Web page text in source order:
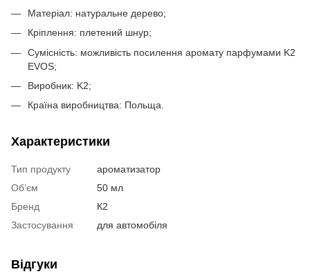
Матеріал: натуральне дерево;
Кріплення: плетений шнур;
Сумісність: можливість посилення аромату парфумами K2
EVOS;
Виробник: K2;
Країна виробництва: Польща.
Характеристики
Тип продукту
ароматизатор
Об’єм
50 мл
Бренд
К2
Застосування
для автомобіля
Відгуки